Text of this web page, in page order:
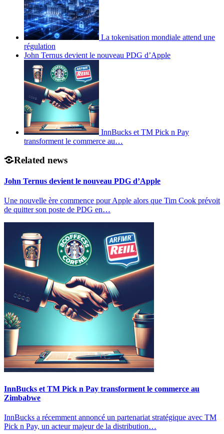
La tokenisation mondiale attend une
régulation
John Ternus devient le nouveau PDG d’Apple
InnBucks et TM Pick n Pay
transforment le commerce au…
Related news
John Ternus devient le nouveau PDG d’Apple
Une nouvelle ère commence pour Apple alors que Tim Cook prévoit
de quitter son poste de PDG en…
InnBucks et TM Pick n Pay transforment le commerce au
Zimbabwe
InnBucks a récemment annoncé un partenariat stratégique avec TM
Pick n Pay, un acteur majeur de la distribution…